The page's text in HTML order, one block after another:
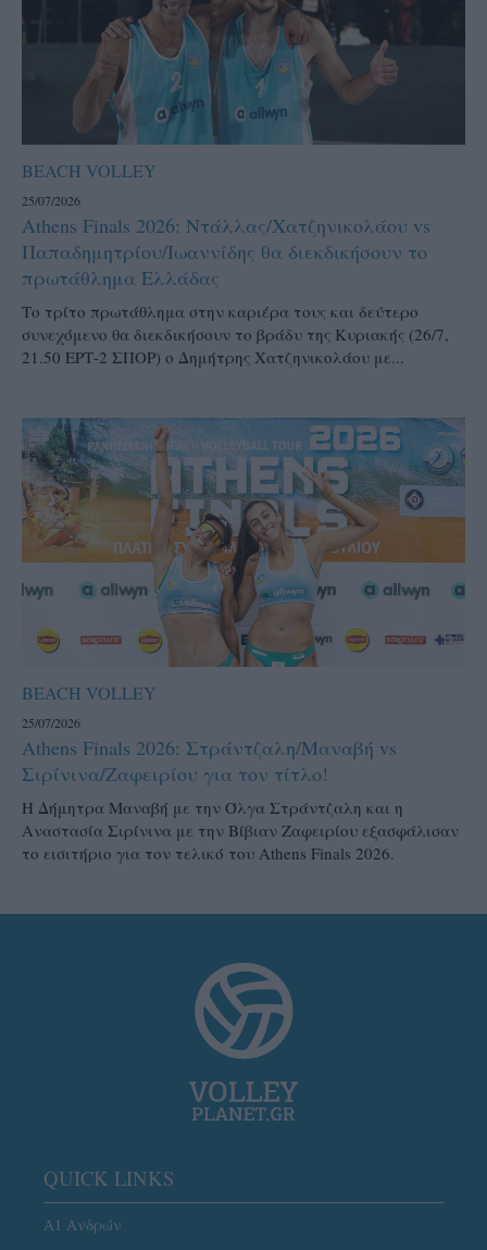
BEACH VOLLEY
25/07/2026
Athens Finals 2026: Ντάλλας/Χατζηνικολάου vs
Παπαδημητρίου/Ιωαννίδης θα διεκδικήσουν το
πρωτάθλημα Ελλάδας
Το τρίτο πρωτάθλημα στην καριέρα τους και δεύτερο
συνεχόμενο θα διεκδικήσουν το βράδυ της Κυριακής (26/7,
21.50 ΕΡΤ-2 ΣΠΟΡ) ο Δημήτρης Χατζηνικολάου με...
BEACH VOLLEY
25/07/2026
Athens Finals 2026: Στράντζαλη/Μαναβή vs
Σιρίνινα/Ζαφειρίου για τον τίτλο!
H Δήμητρα Μαναβή με την Όλγα Στράντζαλη και η
Αναστασία Σιρίνινα με την Βίβιαν Ζαφειρίου εξασφάλισαν
το εισιτήριο για τον τελικό του Athens Finals 2026.
QUICK LINKS
Α1 Ανδρών